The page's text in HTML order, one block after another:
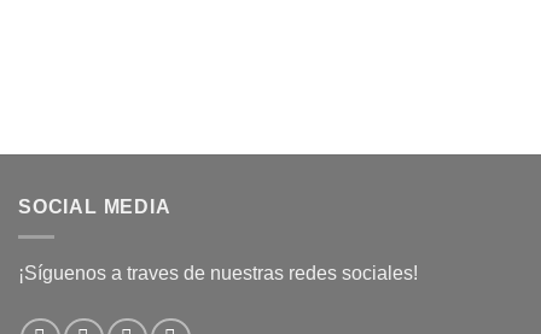
SOCIAL MEDIA
¡Síguenos a traves de nuestras redes sociales!